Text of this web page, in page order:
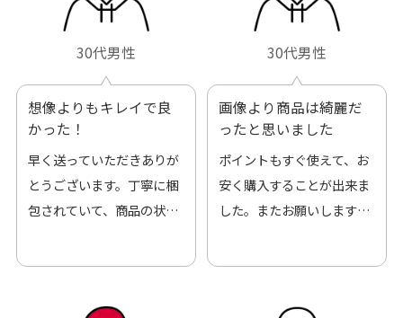
30代男性
想像よりもキレイで良
かった！
早く送っていただきありが
とうございます。丁寧に梱
包されていて、商品の状態
30代男性
画像より商品は綺麗だ
ったと思いました
ポイントもすぐ使えて、お
安く購入することが出来ま
した。またお願いします、